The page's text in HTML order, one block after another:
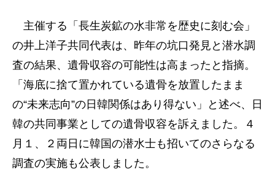
主催する「長生炭鉱の水非常を歴史に刻む会」
の井上洋子共同代表は、昨年の坑口発見と潜水調
査の結果、遺骨収容の可能性は高まったと指摘。
「海底に捨て置かれている遺骨を放置したまま
の“未来志向”の日韓関係はあり得ない」と述べ、日
韓の共同事業としての遺骨収容を訴えました。４
月１、２両日に韓国の潜水士も招いてのさらなる
調査の実施も公表しました。